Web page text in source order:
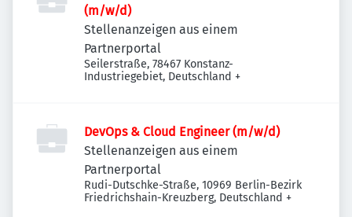
(m/w/d)
Stellenanzeigen aus einem
Partnerportal
Seilerstraße, 78467 Konstanz-
Industriegebiet, Deutschland +
DevOps & Cloud Engineer (m/w/d)
Stellenanzeigen aus einem
Partnerportal
Rudi-Dutschke-Straße, 10969 Berlin-Bezirk
Friedrichshain-Kreuzberg, Deutschland +